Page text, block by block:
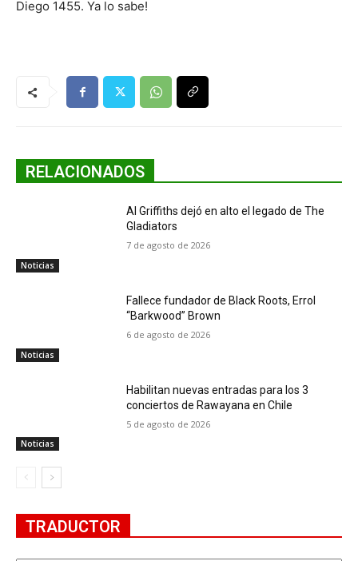
Diego 1455. Ya lo sabe!
RELACIONADOS
Noticias
Al Griffiths dejó en alto el legado de The
Gladiators
7 de agosto de 2026
Noticias
Fallece fundador de Black Roots, Errol
“Barkwood” Brown
6 de agosto de 2026
Noticias
Habilitan nuevas entradas para los 3
conciertos de Rawayana en Chile
5 de agosto de 2026
TRADUCTOR